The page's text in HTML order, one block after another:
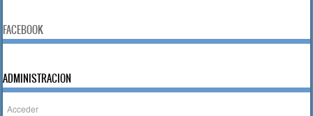
FACEBOOK
ADMINISTRACION
Acceder